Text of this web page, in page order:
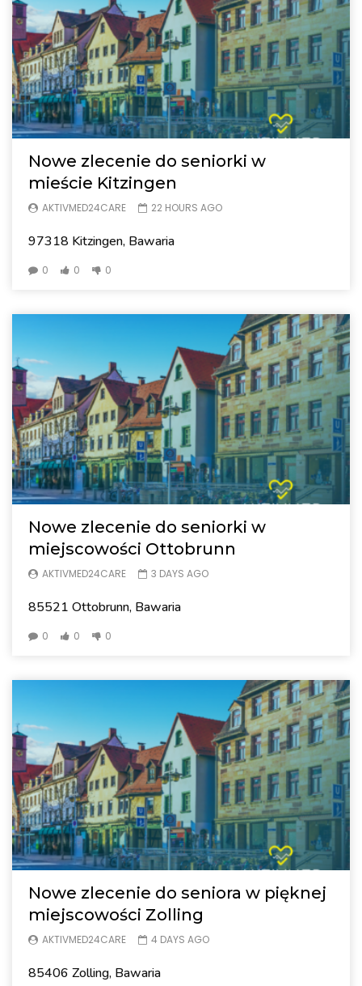
Nowe zlecenie do seniorki w
mieście Kitzingen
AKTIVMED24CARE 22 HOURS AGO
97318 Kitzingen, Bawaria
0 0 0
Nowe zlecenie do seniorki w
miejscowości Ottobrunn
AKTIVMED24CARE 3 DAYS AGO
85521 Ottobrunn, Bawaria
0 0 0
Nowe zlecenie do seniora w pięknej
miejscowości Zolling
AKTIVMED24CARE 4 DAYS AGO
85406 Zolling, Bawaria